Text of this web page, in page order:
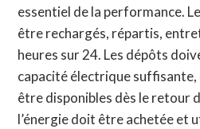
essentiel de la performance.
être rechargés, répartis,
heures sur 24. Les dépôts
capacité électrique
être disponibles dès le retour
l’énergie doit être achetée et